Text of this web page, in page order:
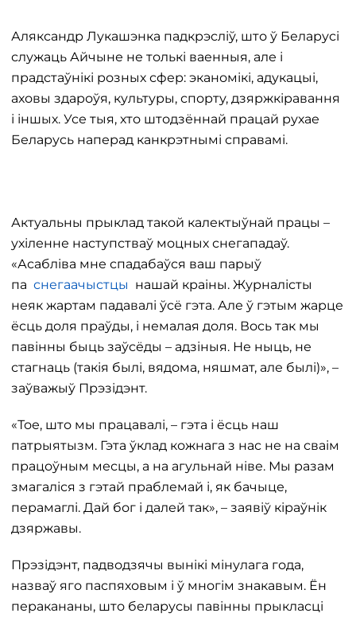
Аляксандр Лукашэнка падкрэсліў, што ў Беларусі
служаць Айчыне не толькі ваенныя, але і
прадстаўнікі розных сфер: эканомікі, адукацыі,
аховы здароўя, культуры, спорту, дзяржкіравання
і іншых. Усе тыя, хто штодзённай працай рухае
Беларусь наперад канкрэтнымі справамі.
Актуальны прыклад такой калектыўнай працы –
ухіленне наступстваў моцных снегападаў.
«Асабліва мне спадабаўся ваш парыў
па снегаачыстцы нашай краіны. Журналісты
неяк жартам падавалі ўсё гэта. Але ў гэтым жарце
ёсць доля праўды, і немалая доля. Вось так мы
павінны быць заўсёды – адзіныя. Не ныць, не
стагнаць (такія былі, вядома, няшмат, але былі)», –
заўважыў Прэзідэнт.
«Тое, што мы працавалі, – гэта і ёсць наш
патрыятызм. Гэта ўклад кожнага з нас не на сваім
працоўным месцы, а на агульнай ніве. Мы разам
змагаліся з гэтай праблемай і, як бачыце,
перамаглі. Дай бог і далей так», – заявіў кіраўнік
дзяржавы.
Прэзідэнт, падводзячы вынікі мінулага года,
назваў яго паспяховым і ў многім знакавым. Ён
перакананы, што беларусы павінны прыкласці